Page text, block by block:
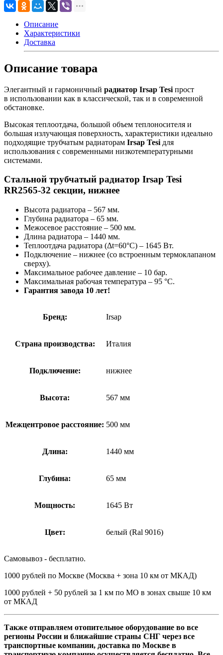
Описание
Характеристики
Доставка
Описание товара
Элегантный и гармоничный радиатор Irsap Tesi прост
в использовании как в классической, так и в современной
обстановке.
Высокая теплоотдача, большой объем теплоносителя и
большая излучающая поверхность, характеристики идеально
подходящие трубчатым радиаторам Irsap Tesi для
использования с современными низкотемпературными
системами.
Стальной трубчатый радиатор Irsap Tesi
RR2565-32 секции, нижнее
Высота радиатора – 567 мм.
Глубина радиатора – 65 мм.
Межосевое расстояние – 500 мм.
Длина радиатора – 1440 мм.
Теплоотдача радиатора (Δt=60°C) – 1645 Вт.
Подключение – нижнее (со встроенным термоклапаном
сверху).
Максимальное рабочее давление – 10 бар.
Максимальная рабочая температура – 95 °С.
Гарантия завода 10 лет!
Бренд: Irsap
Страна производства: Италия
Подключение: нижнее
Высота: 567 мм
Межцентровое расстояние: 500 мм
Длина: 1440 мм
Глубина: 65 мм
Мощность: 1645 Вт
Цвет: белый (Ral 9016)
Самовывоз - бесплатно.
1000 рублей по Москве (Москва + зона 10 км от МКАД)
1000 рублей + 50 рублей за 1 км по МО в зонах свыше 10 км
от МКАД
Также отправляем отопительное оборудование во все
регионы России и ближайшие страны СНГ через все
транспортные компании, доставка по Москве в